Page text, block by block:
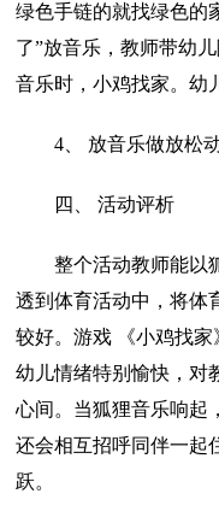
绿色手链的就找绿色的
了”放音乐，教师带幼
音乐时，小鸡找家。幼
4、 放音乐做放松动
四、 活动评析
整个活动教师能以狐
透到体育活动中，将体
较好。游戏 《小鸡找家
幼儿情绪特别愉快，对
心间。当狐狸音乐响起
还会相互招呼同伴一起
跃。